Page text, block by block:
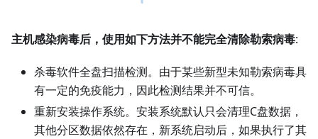
主机感染病毒后，使用如下方法并不能完全清除勒索病毒:
杀毒软件全盘扫描检测。由于某些新型未知勒索病毒具
有一定的免疫能力，因此检测结果并不可信。
重新安装操作系统。安装系统默认只会清理C盘数据，
其他分区数据依然存在，新系统启动后，如果执行了其